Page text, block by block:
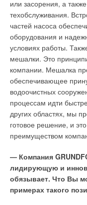
или засорения, а
техобслуживания.
частей насоса
оборудования и
условиях работы.
мешалки. Это
компании. Мешалка
обеспечивающее
водоочистных
процессам идти
других областях, мы
готовое решение, и
преимуществом
— Компания
лидирующую и
обязывает. Что Вы
примерах такого
выпускаются
для использования
момент выпускаются
течение года
от 20 до 110 мм. Для
полиэтиленовых труб
трубопроводами из
полипропиленовые
Рабочее давление при
до 16 атм. Эти трубы
применения в
орошения и для
использование
широкий ассортимент
сложности. Еще одна
полипропиленовые
наружного
500 часов работы
2000 часов работы
теплообменника:
воздуха на
Новости компании
В этом году компания
российском рынке
Кондиционер против
Кондиционеры
антиоксидантной
свободные радикалы,
человека.
нейтрализует
Кроме того, испытания